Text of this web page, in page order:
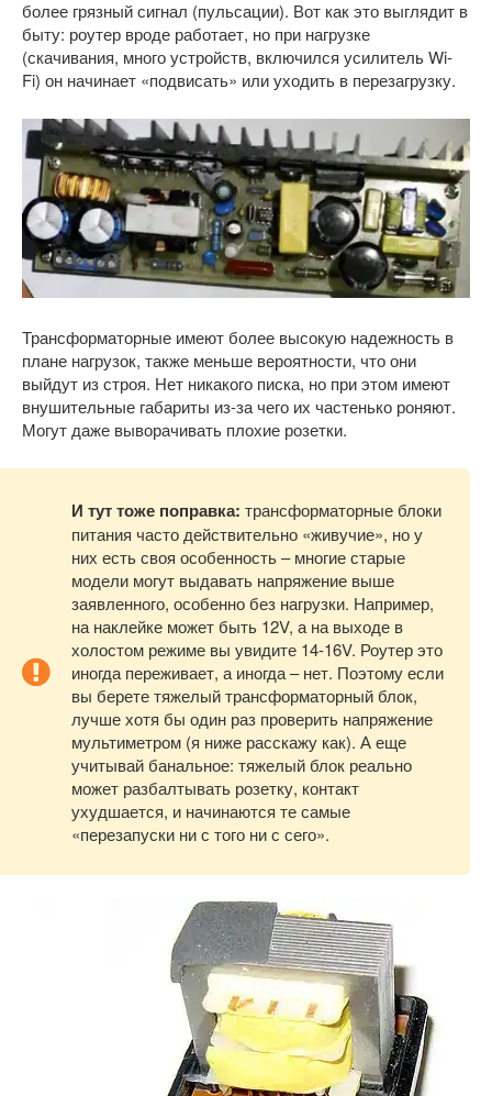
более грязный сигнал (пульсации). Вот как это выглядит в
быту: роутер вроде работает, но при нагрузке
(скачивания, много устройств, включился усилитель Wi-
Fi) он начинает «подвисать» или уходить в перезагрузку.
Трансформаторные имеют более высокую надежность в
плане нагрузок, также меньше вероятности, что они
выйдут из строя. Нет никакого писка, но при этом имеют
внушительные габариты из-за чего их частенько роняют.
Могут даже выворачивать плохие розетки.
И тут тоже поправка: трансформаторные блоки
питания часто действительно «живучие», но у
них есть своя особенность – многие старые
модели могут выдавать напряжение выше
заявленного, особенно без нагрузки. Например,
на наклейке может быть 12V, а на выходе в
холостом режиме вы увидите 14-16V. Роутер это
иногда переживает, а иногда – нет. Поэтому если
вы берете тяжелый трансформаторный блок,
лучше хотя бы один раз проверить напряжение
мультиметром (я ниже расскажу как). А еще
учитывай банальное: тяжелый блок реально
может разбалтывать розетку, контакт
ухудшается, и начинаются те самые
«перезапуски ни с того ни с сего».